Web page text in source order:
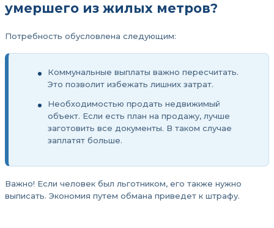
умершего из жилых метров?
Потребность обусловлена следующим:
Коммунальные выплаты важно пересчитать.
Это позволит избежать лишних затрат.
Необходимостью продать недвижимый
объект. Если есть план на продажу, лучше
заготовить все документы. В таком случае
заплатят больше.
Важно! Если человек был льготником, его также нужно
выписать. Экономия путем обмана приведет к штрафу.